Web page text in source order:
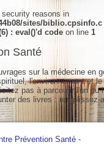
reasons in
sites/biblio.cpsinfo.c
: eval()'d code on line 1
Prévention Santé -
Santé
sur la médecine en
l'environnement et
pas à parcourir l'un
des livres : remplissez